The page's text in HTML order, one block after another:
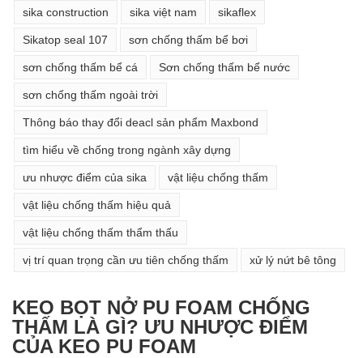
sika construction sika việt nam sikaflex
Sikatop seal 107 sơn chống thấm bể bơi
sơn chống thấm bể cá Sơn chống thấm bể nước
sơn chống thấm ngoài trời
Thông báo thay đổi deacl sản phẩm Maxbond
tìm hiểu về chống trong ngành xây dựng
ưu nhược điểm của sika vật liệu chống thấm
vật liệu chống thấm hiệu quả
vật liệu chống thấm thẩm thấu
vị trí quan trọng cần ưu tiên chống thấm xử lý nứt bê tông
KEO BỌT NỞ PU FOAM CHỐNG
THẤM LÀ GÌ? ƯU NHƯỢC ĐIỂM
CỦA KEO PU FOAM